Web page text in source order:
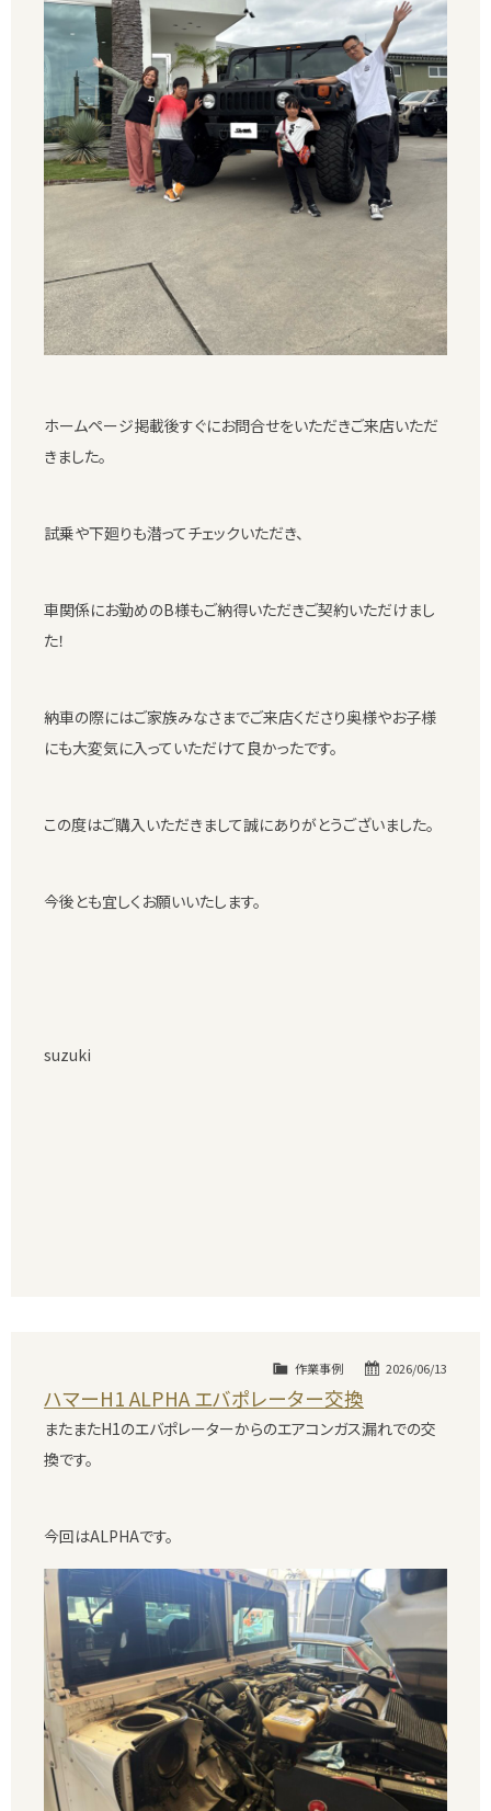
ホームページ掲載後すぐにお問合せをいただきご来店いただ
きました。
試乗や下廻りも潜ってチェックいただき、
車関係にお勤めのB様もご納得いただきご契約いただけまし
た！
納車の際にはご家族みなさまでご来店くださり奥様やお子様
にも大変気に入っていただけて良かったです。
この度はご購入いただきまして誠にありがとうございました。
今後とも宜しくお願いいたします。
suzuki
2026/06/13
作業事例
ハマーH1 ALPHA エバポレーター交換
またまたH1のエバポレーターからのエアコンガス漏れでの交
換です。
今回はALPHAです。